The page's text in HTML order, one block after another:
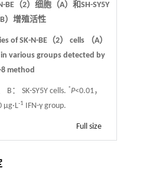
BE（2）细胞（A）和SH-SY5Y
）增殖活性
of SK-N-BE（2） cells （A）
in various groups detected by
8 method
B： SK-SY5Y cells. *P<0.01，
μg·L-1 IFN-γ group.
Full size